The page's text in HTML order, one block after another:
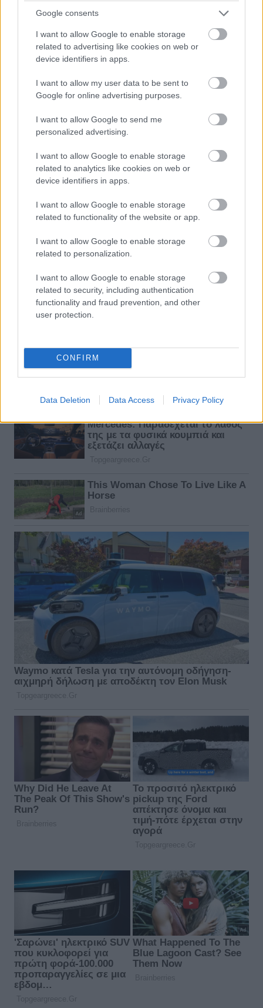
Google consents
I want to allow Google to enable storage
related to advertising like cookies on web or
device identifiers in apps.
I want to allow my user data to be sent to
Google for online advertising purposes.
I want to allow Google to send me
personalized advertising.
I want to allow Google to enable storage
related to analytics like cookies on web or
device identifiers in apps.
I want to allow Google to enable storage
related to functionality of the website or app.
I want to allow Google to enable storage
related to personalization.
I want to allow Google to enable storage
related to security, including authentication
functionality and fraud prevention, and other
user protection.
CONFIRM
Data Deletion Data Access Privacy Policy